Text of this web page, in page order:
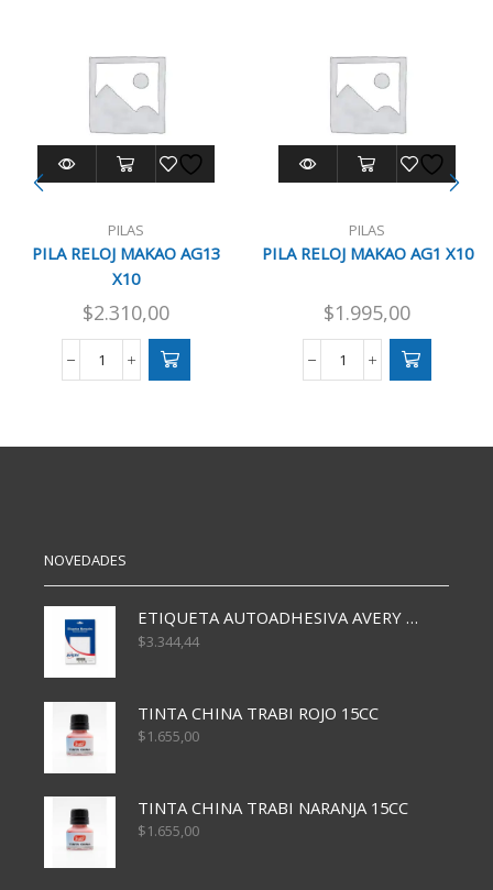
PILAS
PILA RELOJ MAKAO AG13
X10
$2.310,00
PILA
X10
PILAS
PILA RELOJ MAKAO AG1 X10
$1.995,00
PILA
X10
NOVEDADES
ETIQUETA AUTOADHESIVA AVERY 3026 30H 20 X 70
$3.344,44
TINTA CHINA TRABI ROJO 15CC
$1.655,00
TINTA CHINA TRABI NARANJA 15CC
$1.655,00